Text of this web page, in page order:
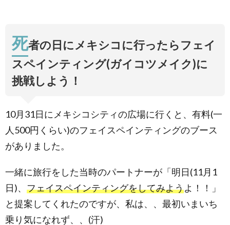
死者の日にメキシコに行ったらフェイ
スペインティング(ガイコツメイク)に
挑戦しよう！
10月31日にメキシコシティの広場に行くと、有料(一
人500円くらい)のフェイスペインティングのブース
がありました。
一緒に旅行をした当時のパートナーが「明日(11月1
日)、 フェイスペインティングをしてみようよ！！」
と提案してくれたのですが、私は、、最初いまいち
乗り気になれず、、(汗)